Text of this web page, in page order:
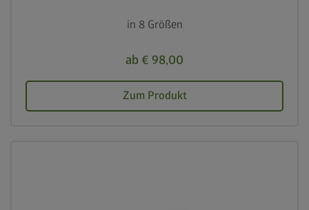
in 8 Größen
ab € 98,00
Zum Produkt